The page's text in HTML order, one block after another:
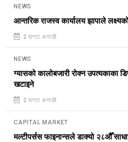
NEWS
आन्तरिक राजस्व कार्यालय झापाले
2 घण्टा अगाडी
NEWS
ग्यासको कालोबजारी रोक्न उपत्यकाका
खटाइने
2 घण्टा अगाडी
CAPITAL MARKET
मल्टीपर्सस फाइनान्सले डाक्यो २८औँ